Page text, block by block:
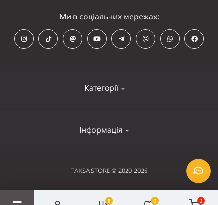
0 0 0
Категорії
Інформація
Контакти
Умови використання
Ми в соціальних мережах:
TAKSA STORE © 2020-2026